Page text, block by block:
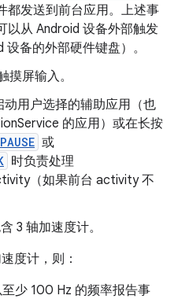
都发送到前台应用。上述事
以从 Android 设备外部触发
设备的外部硬件键盘）。
屏输入。
用户选择的辅助应用（也
的应用）或在长按
或
时负责处理
（如果前台 activity 不
3 轴加速度计。
度计，则：
少 100 Hz 的频率报告事